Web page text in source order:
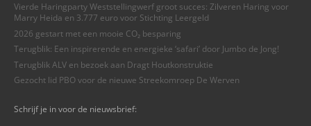
Vierde Haringparty Weststellingwerf groot succes: Zilveren Haring voor
Marry Heida en 3.777 euro voor Stichting Leergeld
2026 gestart met een mooie CO₂ besparing
Terugblik: Een inspirerende en energieke ‘safari’ door Jumbo de Jong!
Terugblik ALV en bezoek aan Dragt Houtkonstruktie
Gezocht lid PBO voor de nieuwe Streekomroep De Werven
Schrijf je in voor de nieuwsbrief: